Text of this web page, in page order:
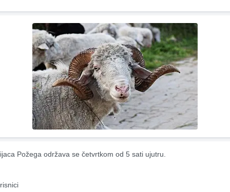
Požega održava se četvrtkom od 5 sati ujutru.